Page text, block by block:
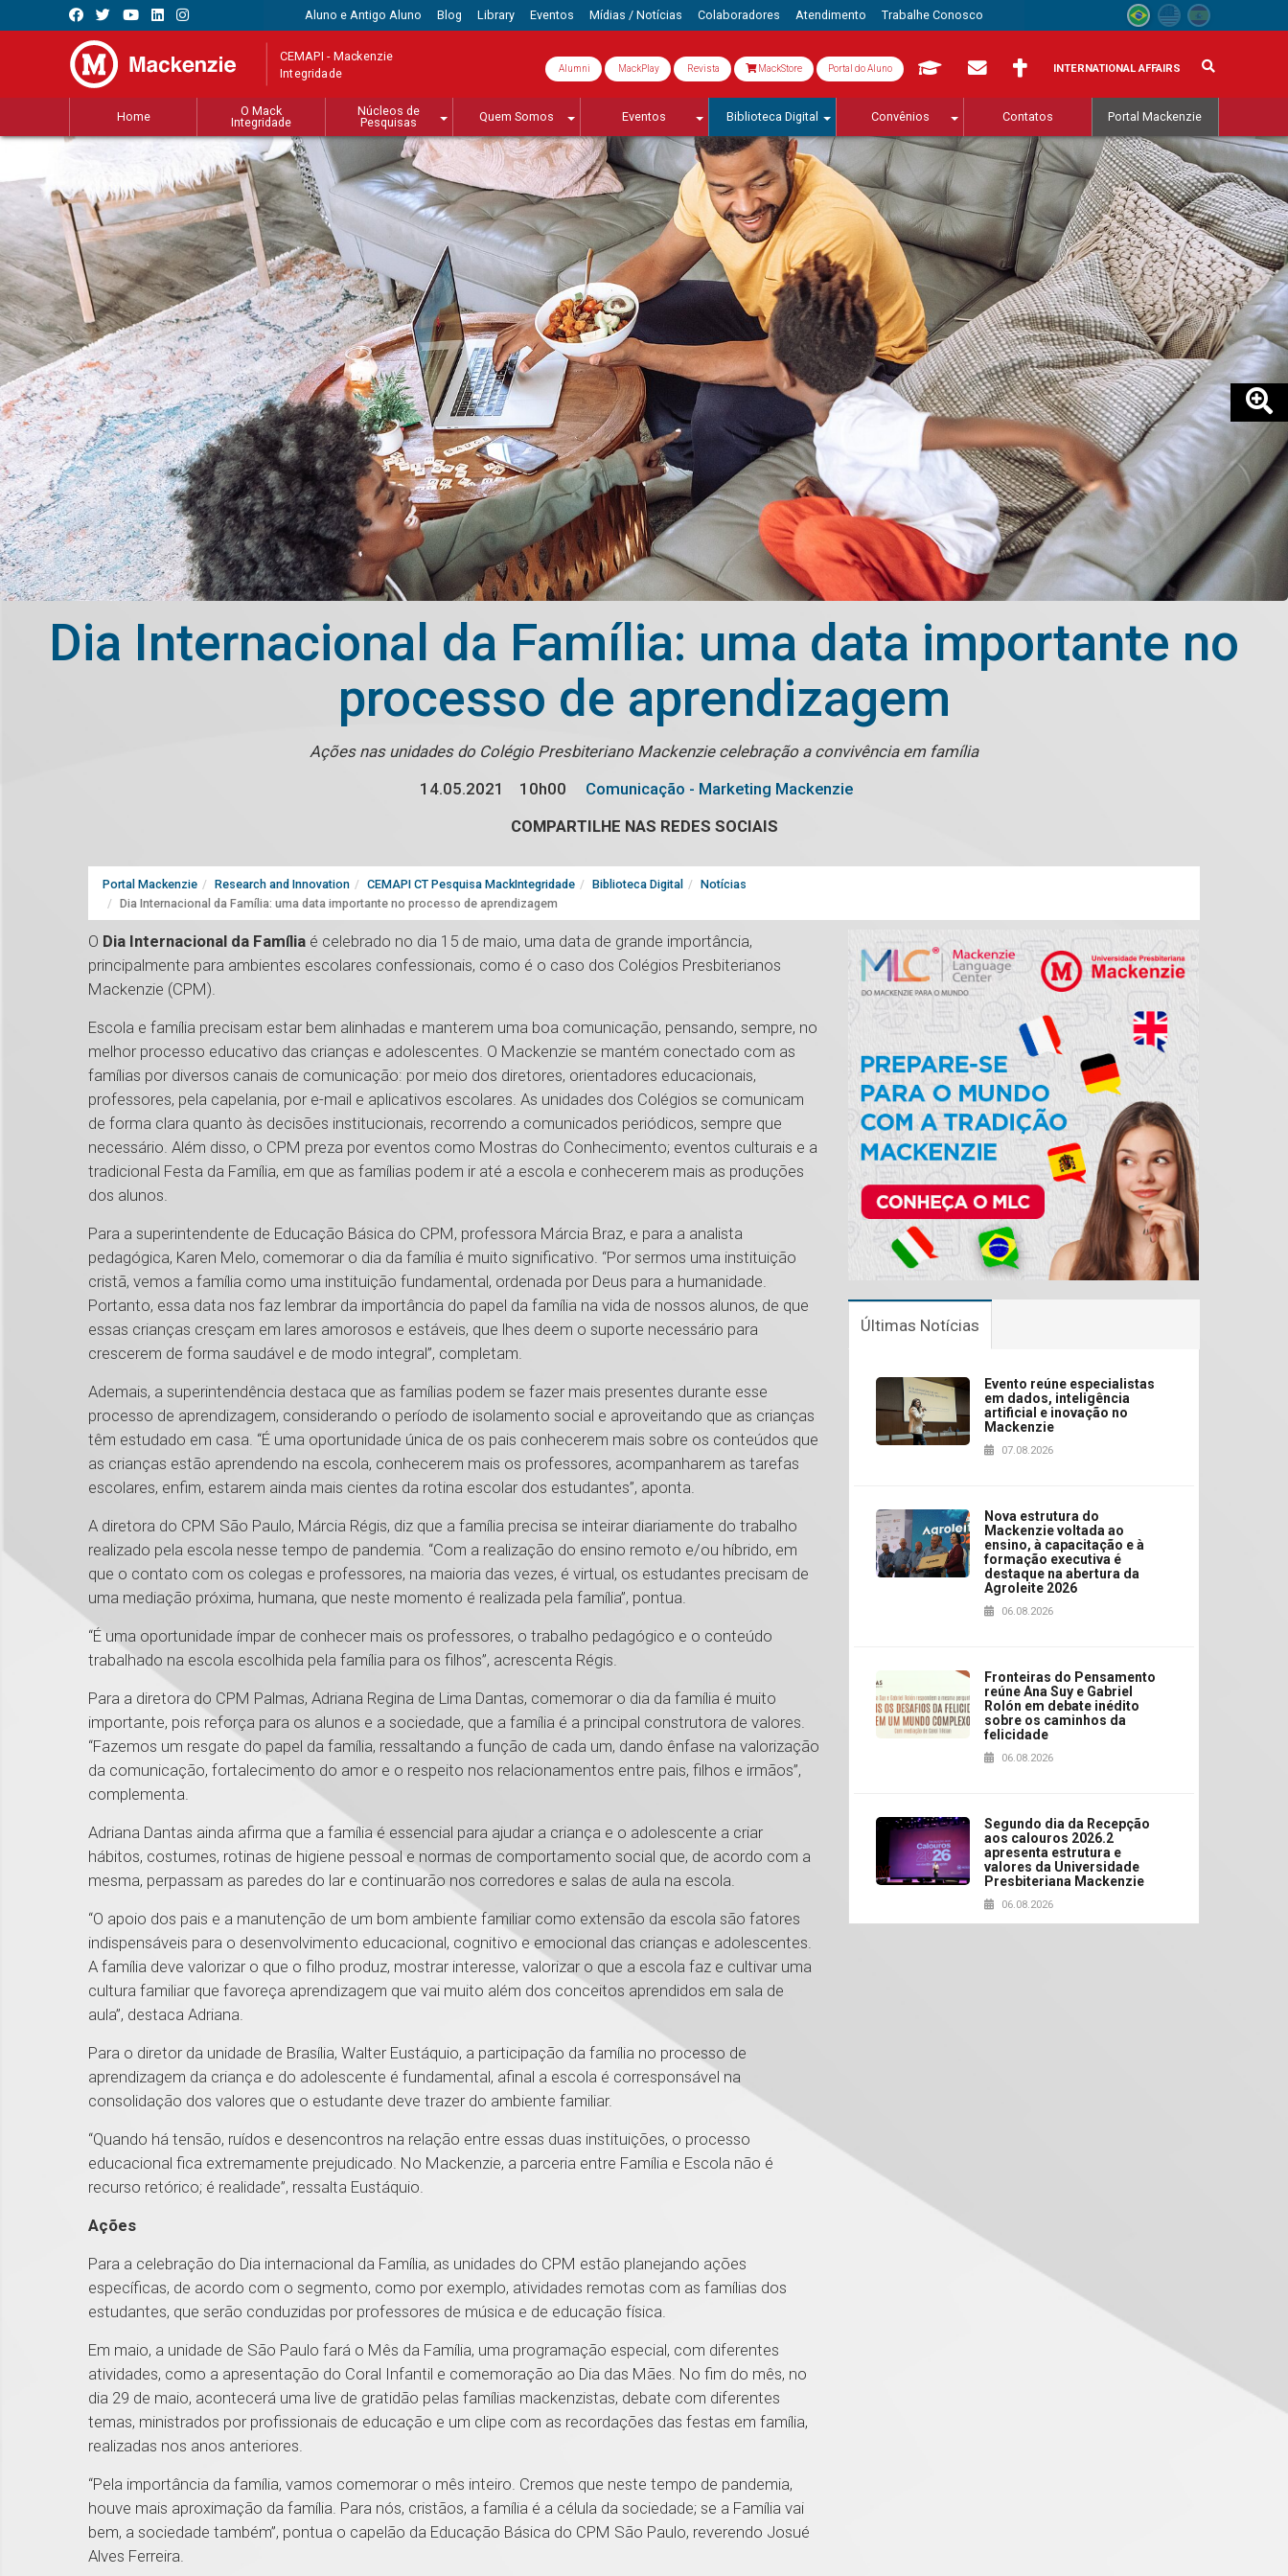
Aluno e Antigo Aluno Blog Library Eventos Mídias / Notícias Colaboradores Atendimento Trabalhe Conosco
CEMAPI - Mackenzie
Integridade Alumni MackPlay Revista MackStore Portal do Aluno INTERNATIONAL AFFAIRS
Home
O Mack
Integridade
Núcleos de
Pesquisas
Quem Somos Eventos Biblioteca Digital Convênios Contatos Portal Mackenzie
Dia Internacional da Família: uma data importante no
processo de aprendizagem
Ações nas unidades do Colégio Presbiteriano Mackenzie celebração a convivência em família
14.05.2021
10h00
Comunicação - Marketing Mackenzie
COMPARTILHE NAS REDES SOCIAIS
Portal Mackenzie Research and Innovation CEMAPI CT Pesquisa MackIntegridade Biblioteca Digital
Notícias
Dia Internacional da Família: uma data importante no processo de aprendizagem
O Dia Internacional da Família é celebrado no dia 15 de maio, uma data de grande importância,
principalmente para ambientes escolares confessionais, como é o caso dos Colégios Presbiterianos
Mackenzie (CPM).
Escola e família precisam estar bem alinhadas e manterem uma boa comunicação, pensando, sempre, no
melhor processo educativo das crianças e adolescentes. O Mackenzie se mantém conectado com as
famílias por diversos canais de comunicação: por meio dos diretores, orientadores educacionais,
professores, pela capelania, por e-mail e aplicativos escolares. As unidades dos Colégios se comunicam
de forma clara quanto às decisões institucionais, recorrendo a comunicados periódicos, sempre que
necessário. Além disso, o CPM preza por eventos como Mostras do Conhecimento; eventos culturais e a
tradicional Festa da Família, em que as famílias podem ir até a escola e conhecerem mais as produções
dos alunos.
Para a superintendente de Educação Básica do CPM, professora Márcia Braz, e para a analista
pedagógica, Karen Melo, comemorar o dia da família é muito significativo. “Por sermos uma instituição
cristã, vemos a família como uma instituição fundamental, ordenada por Deus para a humanidade.
Portanto, essa data nos faz lembrar da importância do papel da família na vida de nossos alunos, de que
essas crianças cresçam em lares amorosos e estáveis, que lhes deem o suporte necessário para
crescerem de forma saudável e de modo integral”, completam.
Ademais, a superintendência destaca que as famílias podem se fazer mais presentes durante esse
processo de aprendizagem, considerando o período de isolamento social e aproveitando que as crianças
têm estudado em casa. “É uma oportunidade única de os pais conhecerem mais sobre os conteúdos que
as crianças estão aprendendo na escola, conhecerem mais os professores, acompanharem as tarefas
escolares, enfim, estarem ainda mais cientes da rotina escolar dos estudantes”, aponta.
A diretora do CPM São Paulo, Márcia Régis, diz que a família precisa se inteirar diariamente do trabalho
realizado pela escola nesse tempo de pandemia. “Com a realização do ensino remoto e/ou híbrido, em
que o contato com os colegas e professores, na maioria das vezes, é virtual, os estudantes precisam de
uma mediação próxima, humana, que neste momento é realizada pela família”, pontua.
“É uma oportunidade ímpar de conhecer mais os professores, o trabalho pedagógico e o conteúdo
trabalhado na escola escolhida pela família para os filhos”, acrescenta Régis.
Para a diretora do CPM Palmas, Adriana Regina de Lima Dantas, comemorar o dia da família é muito
importante, pois reforça para os alunos e a sociedade, que a família é a principal construtora de valores.
“Fazemos um resgate do papel da família, ressaltando a função de cada um, dando ênfase na valorização
da comunicação, fortalecimento do amor e o respeito nos relacionamentos entre pais, filhos e irmãos”,
complementa.
Adriana Dantas ainda afirma que a família é essencial para ajudar a criança e o adolescente a criar
hábitos, costumes, rotinas de higiene pessoal e normas de comportamento social que, de acordo com a
mesma, perpassam as paredes do lar e continuarão nos corredores e salas de aula na escola.
“O apoio dos pais e a manutenção de um bom ambiente familiar como extensão da escola são fatores
indispensáveis para o desenvolvimento educacional, cognitivo e emocional das crianças e adolescentes.
A família deve valorizar o que o filho produz, mostrar interesse, valorizar o que a escola faz e cultivar uma
cultura familiar que favoreça aprendizagem que vai muito além dos conceitos aprendidos em sala de
aula”, destaca Adriana.
Para o diretor da unidade de Brasília, Walter Eustáquio, a participação da família no processo de
aprendizagem da criança e do adolescente é fundamental, afinal a escola é corresponsável na
consolidação dos valores que o estudante deve trazer do ambiente familiar.
“Quando há tensão, ruídos e desencontros na relação entre essas duas instituições, o processo
educacional fica extremamente prejudicado. No Mackenzie, a parceria entre Família e Escola não é
recurso retórico; é realidade”, ressalta Eustáquio.
Ações
Para a celebração do Dia internacional da Família, as unidades do CPM estão planejando ações
específicas, de acordo com o segmento, como por exemplo, atividades remotas com as famílias dos
estudantes, que serão conduzidas por professores de música e de educação física.
Em maio, a unidade de São Paulo fará o Mês da Família, uma programação especial, com diferentes
atividades, como a apresentação do Coral Infantil e comemoração ao Dia das Mães. No fim do mês, no
dia 29 de maio, acontecerá uma live de gratidão pelas famílias mackenzistas, debate com diferentes
temas, ministrados por profissionais de educação e um clipe com as recordações das festas em família,
realizadas nos anos anteriores.
“Pela importância da família, vamos comemorar o mês inteiro. Cremos que neste tempo de pandemia,
houve mais aproximação da família. Para nós, cristãos, a família é a célula da sociedade; se a Família vai
bem, a sociedade também”, pontua o capelão da Educação Básica do CPM São Paulo, reverendo Josué
Alves Ferreira.
Últimas Notícias
Evento reúne especialistas
em dados, inteligência
artificial e inovação no
Mackenzie
07.08.2026
Nova estrutura do
Mackenzie voltada ao
ensino, à capacitação e à
formação executiva é
destaque na abertura da
Agroleite 2026
06.08.2026
Fronteiras do Pensamento
reúne Ana Suy e Gabriel
Rolón em debate inédito
sobre os caminhos da
felicidade
06.08.2026
Segundo dia da Recepção
aos calouros 2026.2
apresenta estrutura e
valores da Universidade
Presbiteriana Mackenzie
06.08.2026